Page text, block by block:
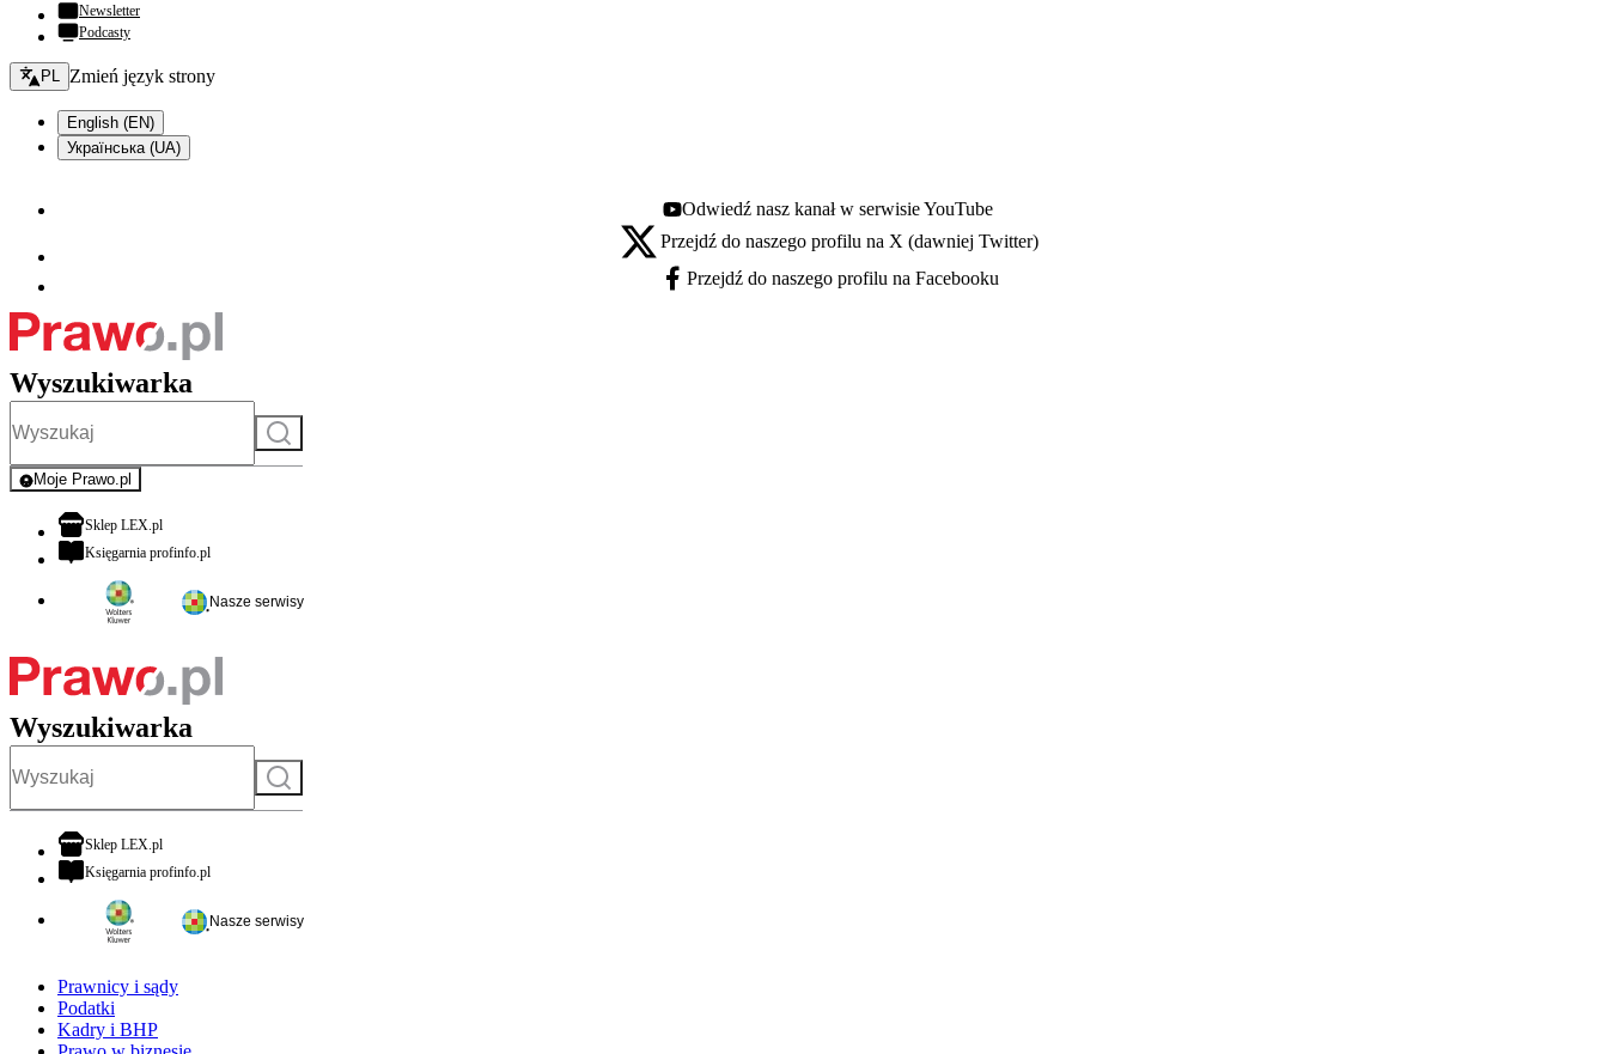
Newsletter
Podcasty
Zmień język - bieżący:
PL Zmień język strony
English (EN)
Українська (UA)
Youtube - otwiera się w nowej karcie
Odwiedź nasz kanał w serwisie YouTube
X - otwiera się w nowej karcie
Przejdź do naszego profilu na X (dawniej Twitter)
Facebook - otwiera się w nowej karcie
Przejdź do naszego profilu na Facebooku
Wyszukiwarka
Szukaj
Moje Prawo.pl
- rejestracja i logowanie do serwisu
Sklep LEX.plotwiera się w nowej karcie
Księgarnia profinfo.plotwiera się w nowej karcie
Nasze serwisy
Wyszukiwarka
Szukaj
Sklep LEX.plotwiera się w nowej karcie
Księgarnia profinfo.plotwiera się w nowej karcie
Nasze serwisy
Prawnicy i sądy
Podatki
Kadry i BHP